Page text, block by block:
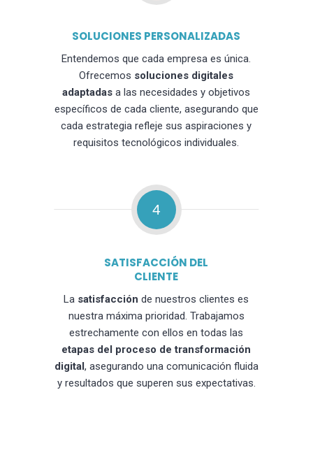
SOLUCIONES PERSONALIZADAS
Entendemos que cada empresa es única.
Ofrecemos soluciones digitales
adaptadas a las necesidades y objetivos
específicos de cada cliente, asegurando que
cada estrategia refleje sus aspiraciones y
requisitos tecnológicos individuales.
4
SATISFACCIÓN DEL
CLIENTE
La satisfacción de nuestros clientes es
nuestra máxima prioridad. Trabajamos
estrechamente con ellos en todas las
etapas del proceso de transformación
digital, asegurando una comunicación fluida
y resultados que superen sus expectativas.